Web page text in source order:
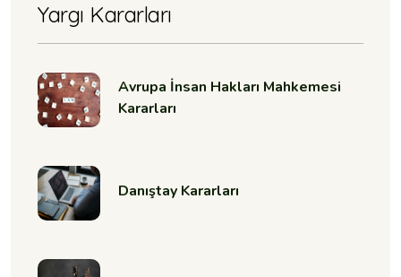
Yargı Kararları
Avrupa İnsan Hakları Mahkemesi
Kararları
Danıştay Kararları